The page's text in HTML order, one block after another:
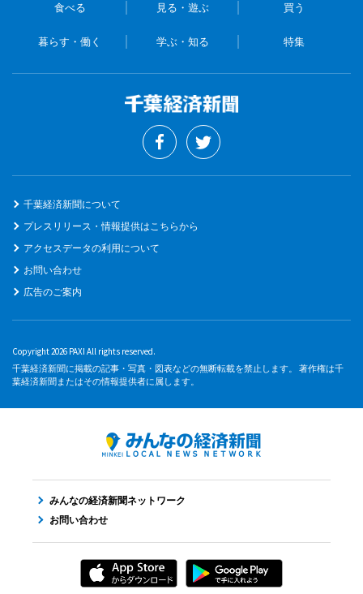
食べる 見る・遊ぶ 買う
暮らす・働く 学ぶ・知る 特集
千葉経済新聞について
プレスリリース・情報提供はこちらから
アクセスデータの利用について
お問い合わせ
広告のご案内
Copyright 2026 PAXI All rights reserved.
千葉経済新聞に掲載の記事・写真・図表などの無断転載を禁止します。 著作権は千
葉経済新聞またはその情報提供者に属します。
みんなの経済新聞ネットワーク
お問い合わせ